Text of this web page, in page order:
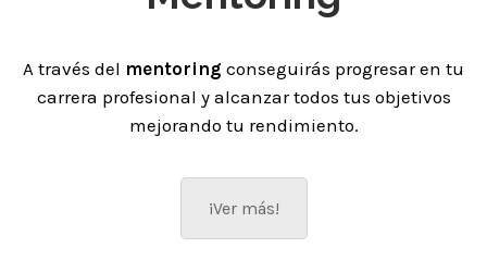
A través del mentoring conseguirás progresar en tu
carrera profesional y alcanzar todos tus objetivos
mejorando tu rendimiento.
¡Ver más!